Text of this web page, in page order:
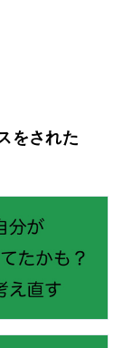
をされた